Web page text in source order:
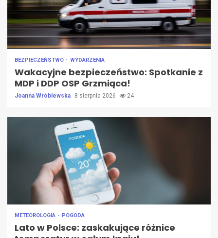
BEZPIECZEŃSTWO WYDARZENIA
Wakacyjne bezpieczeństwo: Spotkanie z
MDP i DDP OSP Grzmiąca!
Joanna Wróblewska 8 sierpnia 2026 24
METEOROLOGIA POGODA
Lato w Polsce: zaskakujące różnice